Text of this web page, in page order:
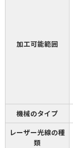
加工可能範囲
機械のタイプ
レーザー光線の種
類